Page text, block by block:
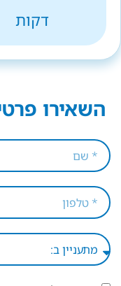
דקות
השאירו